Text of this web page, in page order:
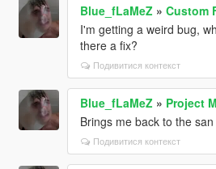
Blue_fLaMeZ » Custom
I'm getting a weird bug,
there a fix?
Подивитися контекст
Blue_fLaMeZ » Project
Brings me back to the
Подивитися контекст